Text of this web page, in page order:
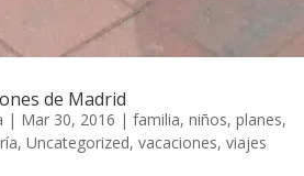
de Madrid
| Mar 30, 2016 | familia, niños, planes,
, Uncategorized, vacaciones, viajes